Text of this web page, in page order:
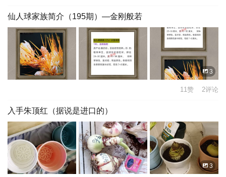
仙人球家族简介（195期）—金刚般若
3
11赞 2评论
入手朱顶红（据说是进口的）
3